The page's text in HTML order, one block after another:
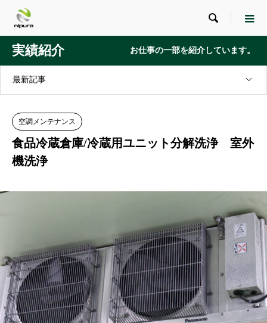

実績紹介 お仕事の一部を紹介しています。
最新記事
空調メンテナンス
食品冷蔵倉庫/冷蔵用ユニット分解洗浄 室外
機洗浄